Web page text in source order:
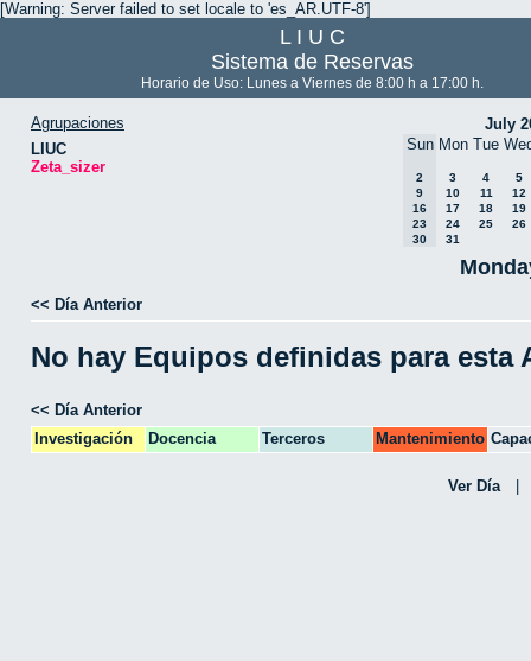
[Warning: Server failed to set locale to 'es_AR.UTF-8']
L I U C
Sistema de Reservas
Horario de Uso: Lunes a Viernes de 8:00 h a 17:00 h.
Agrupaciones
LIUC
Zeta_sizer
July
Sun Mon Tue
2 3 4
5
9
10 11
12
16
17 18
19
23
24 25
26
30
31
<< Día Anterior
No hay Equipos definidas para esta
<< Día Anterior
Investigación
Docencia Terceros Mantenimiento
CPA
Ver Día
|